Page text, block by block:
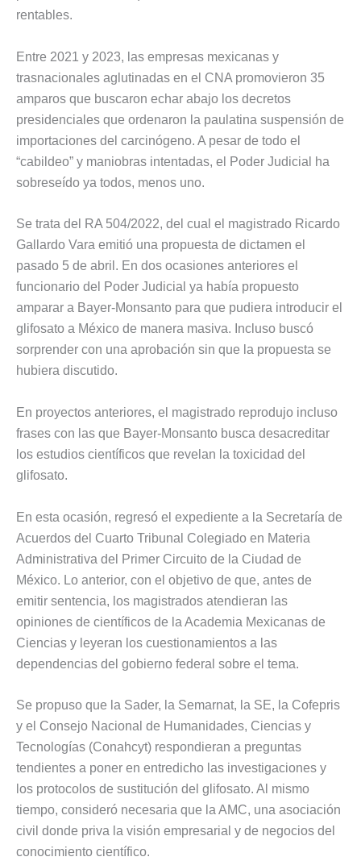
rentables.
Entre 2021 y 2023, las empresas mexicanas y
trasnacionales aglutinadas en el CNA promovieron 35
amparos que buscaron echar abajo los decretos
presidenciales que ordenaron la paulatina suspensión de
importaciones del carcinógeno. A pesar de todo el
“cabildeo” y maniobras intentadas, el Poder Judicial ha
sobreseído ya todos, menos uno.
Se trata del RA 504/2022, del cual el magistrado Ricardo
Gallardo Vara emitió una propuesta de dictamen el
pasado 5 de abril. En dos ocasiones anteriores el
funcionario del Poder Judicial ya había propuesto
amparar a Bayer-Monsanto para que pudiera introducir el
glifosato a México de manera masiva. Incluso buscó
sorprender con una aprobación sin que la propuesta se
hubiera discutido.
En proyectos anteriores, el magistrado reprodujo incluso
frases con las que Bayer-Monsanto busca desacreditar
los estudios científicos que revelan la toxicidad del
glifosato.
En esta ocasión, regresó el expediente a la Secretaría de
Acuerdos del Cuarto Tribunal Colegiado en Materia
Administrativa del Primer Circuito de la Ciudad de
México. Lo anterior, con el objetivo de que, antes de
emitir sentencia, los magistrados atendieran las
opiniones de científicos de la Academia Mexicanas de
Ciencias y leyeran los cuestionamientos a las
dependencias del gobierno federal sobre el tema.
Se propuso que la Sader, la Semarnat, la SE, la Cofepris
y el Consejo Nacional de Humanidades, Ciencias y
Tecnologías (Conahcyt) respondieran a preguntas
tendientes a poner en entredicho las investigaciones y
los protocolos de sustitución del glifosato. Al mismo
tiempo, consideró necesaria que la AMC, una asociación
civil donde priva la visión empresarial y de negocios del
conocimiento científico.